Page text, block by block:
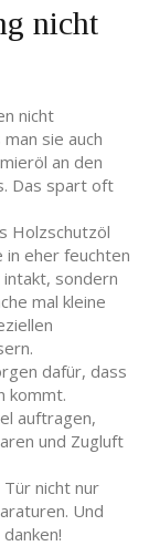
nicht
nicht
sie auch
an den
Das spart oft
Holzschutzöl
eher feuchten
intakt, sondern
mal kleine
dafür, dass
kommt.
auftragen,
und Zugluft
nicht nur
Und